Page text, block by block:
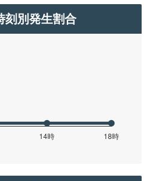
刻別発生割合